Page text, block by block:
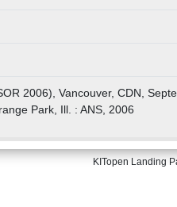
2006), Vancouver, CDN,
Park, Ill. : ANS, 2006
KITopen Landing